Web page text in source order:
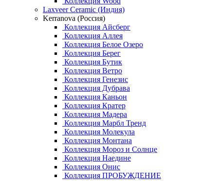
Laxveer Ceramic (Индия)
Kerranova (Россия)
Коллекция Айсберг
Коллекция Аллея
Коллекция Белое Озеро
Коллекция Берег
Коллекция Бутик
Коллекция Ветро
Коллекция Генезис
Коллекция Дубрава
Коллекция Каньон
Коллекция Кратер
Коллекция Мадера
Коллекция Марбл Тренд
Коллекция Молекула
Коллекция Монтана
Коллекция Мороз и Солнце
Коллекция Наедине
Коллекция Онис
Коллекция ПРОБУЖДЕНИЕ